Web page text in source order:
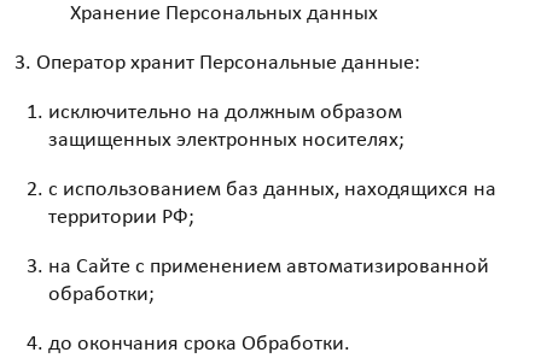
Хранение Персональных данных
Оператор хранит Персональные данные:
исключительно на должным образом
защищенных электронных носителях;
с использованием баз данных, находящихся на
территории РФ;
на Сайте с применением автоматизированной
обработки;
до окончания срока Обработки.